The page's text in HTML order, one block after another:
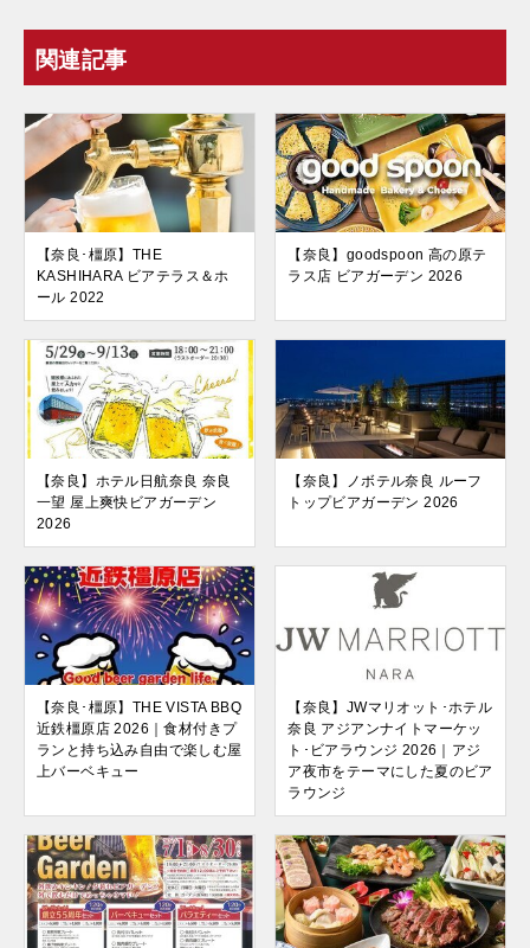
関連記事
【奈良･橿原】THE
KASHIHARA ビアテラス＆ホ
ール 2022
【奈良】goodspoon 高の原テ
ラス店 ビアガーデン 2026
【奈良】ホテル日航奈良 奈良
一望 屋上爽快ビアガーデン
2026
【奈良】ノボテル奈良 ルーフ
トップビアガーデン 2026
【奈良･橿原】THE VISTA BBQ
近鉄橿原店 2026｜食材付きプ
ランと持ち込み自由で楽しむ屋
上バーベキュー
【奈良】JWマリオット･ホテル
奈良 アジアンナイトマーケッ
ト･ビアラウンジ 2026｜アジ
ア夜市をテーマにした夏のビア
ラウンジ